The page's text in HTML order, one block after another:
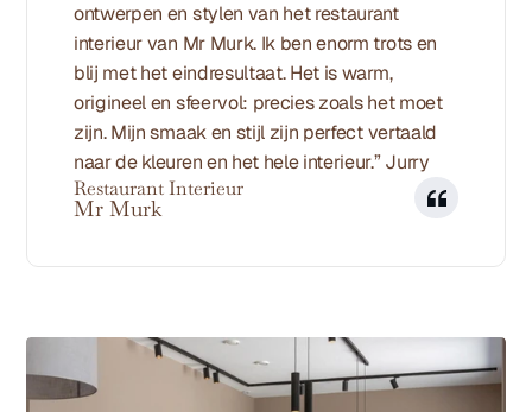
ontwerpen en stylen van het restaurant
interieur van Mr Murk. Ik ben enorm trots en
blij met het eindresultaat. Het is warm,
origineel en sfeervol: precies zoals het moet
zijn. Mijn smaak en stijl zijn perfect vertaald
naar de kleuren en het hele interieur.” Jurry
Restaurant Interieur
Mr Murk
Meer projecten